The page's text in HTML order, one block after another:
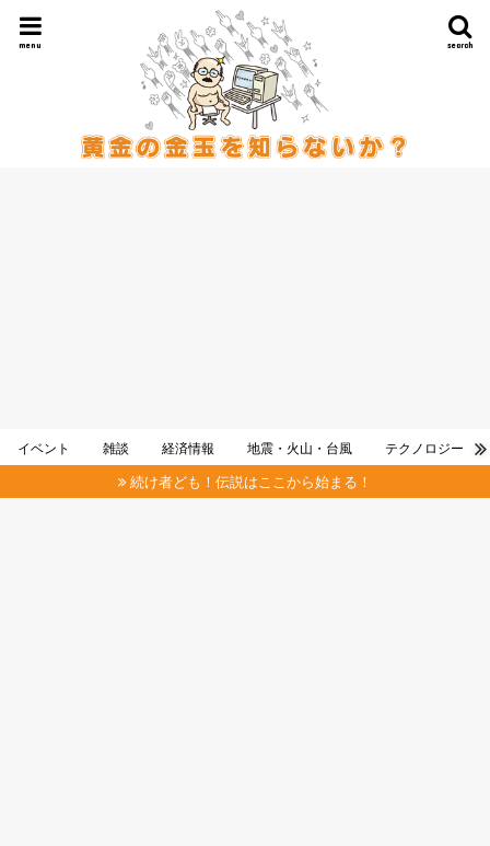
search
menu
イベント 雑談 経済情報 地震・火山・台風 テクノロジー
続け者ども！伝説はここから始まる！